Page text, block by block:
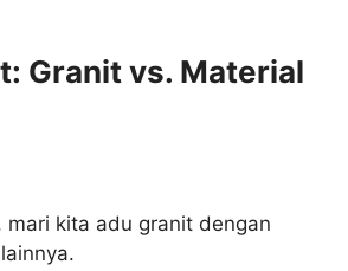
Granit vs. Material
mari kita adu granit dengan